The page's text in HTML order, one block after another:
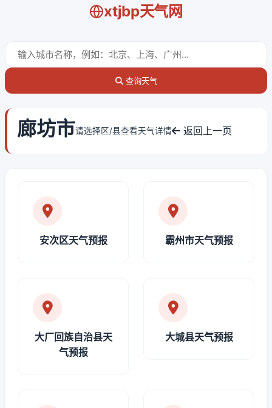
xtjbp天气网
查询天气
廊坊市请选择区/县查看天气详情 返回上一页
安次区天气预报 霸州市天气预报
大厂回族自治县天
气预报
大城县天气预报